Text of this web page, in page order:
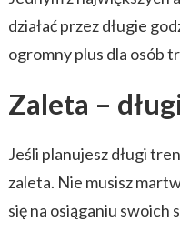
działać przez długie
ogromny plus dla osób
Zaleta –
Jeśli planujesz długi
zaleta. Nie musisz
się na osiąganiu